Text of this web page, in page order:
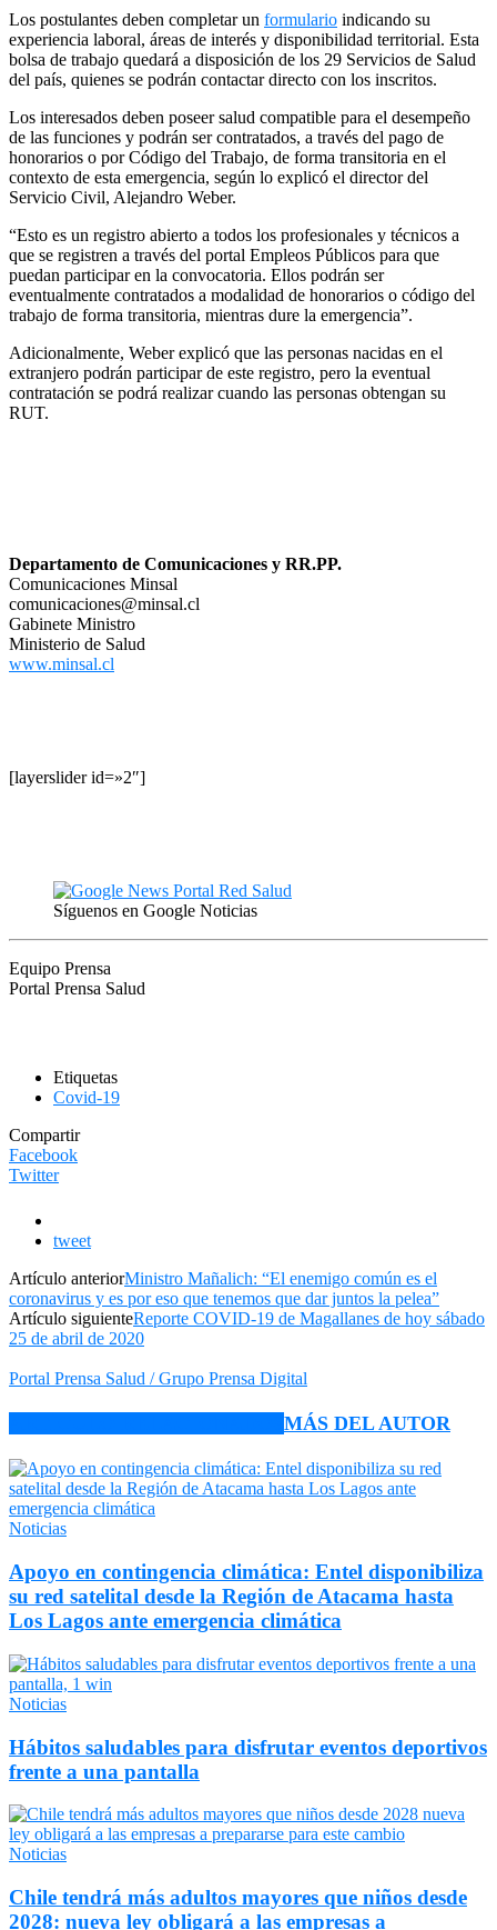
Los postulantes deben completar un formulario indicando su
experiencia laboral, áreas de interés y disponibilidad territorial. Esta
bolsa de trabajo quedará a disposición de los 29 Servicios de Salud
del país, quienes se podrán contactar directo con los inscritos.
Los interesados deben poseer salud compatible para el desempeño
de las funciones y podrán ser contratados, a través del pago de
honorarios o por Código del Trabajo, de forma transitoria en el
contexto de esta emergencia, según lo explicó el director del
Servicio Civil, Alejandro Weber.
“Esto es un registro abierto a todos los profesionales y técnicos a
que se registren a través del portal Empleos Públicos para que
puedan participar en la convocatoria. Ellos podrán ser
eventualmente contratados a modalidad de honorarios o código del
trabajo de forma transitoria, mientras dure la emergencia”.
Adicionalmente, Weber explicó que las personas nacidas en el
extranjero podrán participar de este registro, pero la eventual
contratación se podrá realizar cuando las personas obtengan su
RUT.
Departamento de Comunicaciones y RR.PP.
Comunicaciones Minsal
comunicaciones@minsal.cl
Gabinete Ministro
Ministerio de Salud
www.minsal.cl
[layerslider id=»2″]
Síguenos en Google Noticias
Equipo Prensa
Portal Prensa Salud
Etiquetas
Covid-19
Compartir
Facebook
Twitter
tweet
Artículo anteriorMinistro Mañalich: “El enemigo común es el
coronavirus y es por eso que tenemos que dar juntos la pelea”
Artículo siguienteReporte COVID-19 de Magallanes de hoy sábado
25 de abril de 2020
Portal Prensa Salud / Grupo Prensa Digital
MÁS DEL AUTOR
Noticias
Apoyo en contingencia climática: Entel disponibiliza
su red satelital desde la Región de Atacama hasta
Los Lagos ante emergencia climática
Noticias
Hábitos saludables para disfrutar eventos deportivos
frente a una pantalla
Noticias
Chile tendrá más adultos mayores que niños desde
2028: nueva ley obligará a las empresas a